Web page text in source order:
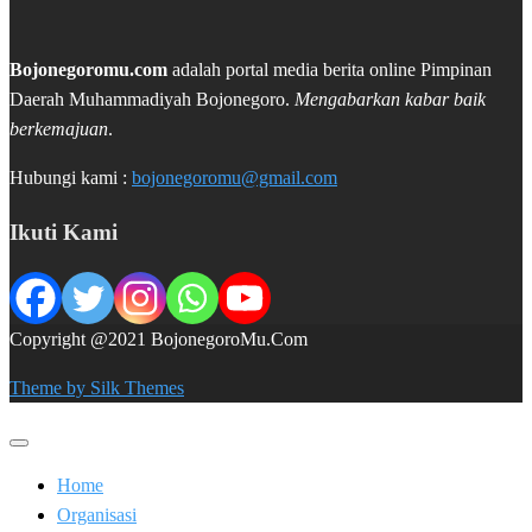
Bojonegoromu.com adalah portal media berita online Pimpinan
Daerah Muhammadiyah Bojonegoro. Mengabarkan kabar baik
berkemajuan.
Hubungi kami : bojonegoromu@gmail.com
Ikuti Kami
Copyright @2021 BojonegoroMu.Com
Theme by Silk Themes
Home
Organisasi